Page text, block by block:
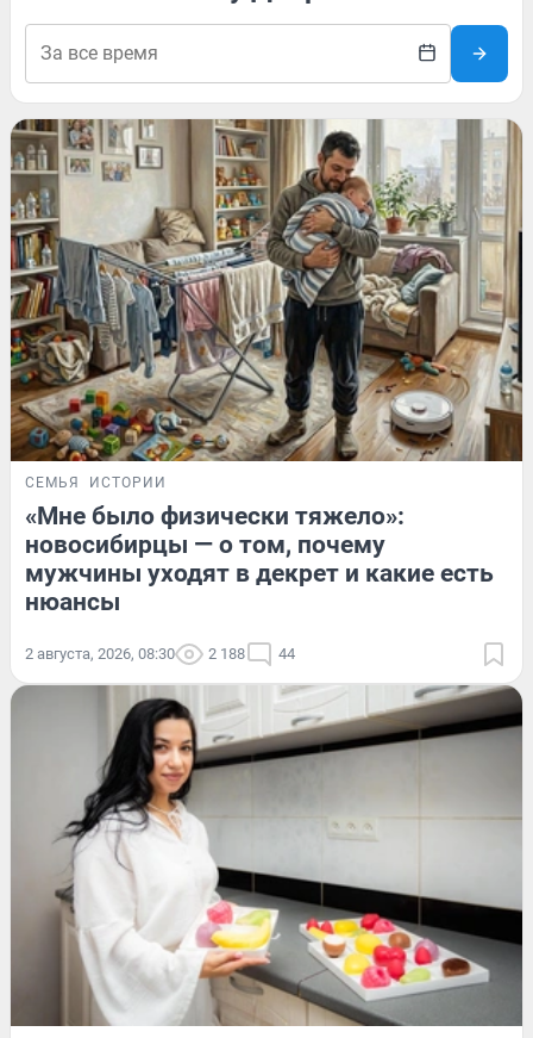
СЕМЬЯ ИСТОРИИ
«Мне было физически тяжело»:
новосибирцы — о том, почему
мужчины уходят в декрет и какие есть
нюансы
2 августа, 2026, 08:30 2 188 44